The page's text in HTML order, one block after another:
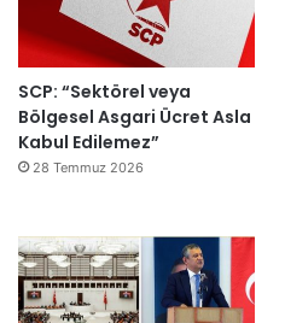
SCP: “Sektörel veya
Bölgesel Asgari Ücret Asla
Kabul Edilemez”
28 Temmuz 2026